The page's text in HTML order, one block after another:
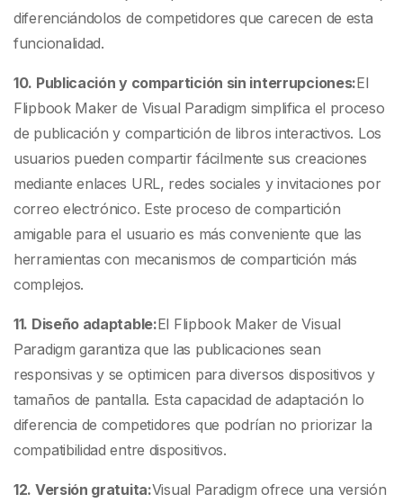
diferenciándolos de competidores que carecen de esta
funcionalidad.
10. Publicación y compartición sin interrupciones:El
Flipbook Maker de Visual Paradigm simplifica el proceso
de publicación y compartición de libros interactivos. Los
usuarios pueden compartir fácilmente sus creaciones
mediante enlaces URL, redes sociales y invitaciones por
correo electrónico. Este proceso de compartición
amigable para el usuario es más conveniente que las
herramientas con mecanismos de compartición más
complejos.
11. Diseño adaptable:El Flipbook Maker de Visual
Paradigm garantiza que las publicaciones sean
responsivas y se optimicen para diversos dispositivos y
tamaños de pantalla. Esta capacidad de adaptación lo
diferencia de competidores que podrían no priorizar la
compatibilidad entre dispositivos.
12. Versión gratuita:Visual Paradigm ofrece una versión